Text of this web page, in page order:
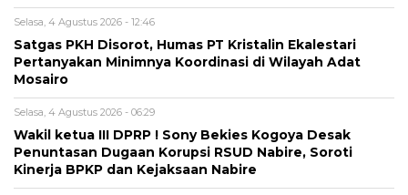
Selasa, 4 Agustus 2026 - 12:46
Satgas PKH Disorot, Humas PT Kristalin Ekalestari
Pertanyakan Minimnya Koordinasi di Wilayah Adat
Mosairo
Selasa, 4 Agustus 2026 - 06:29
Wakil ketua III DPRP ! Sony Bekies Kogoya Desak
Penuntasan Dugaan Korupsi RSUD Nabire, Soroti
Kinerja BPKP dan Kejaksaan Nabire